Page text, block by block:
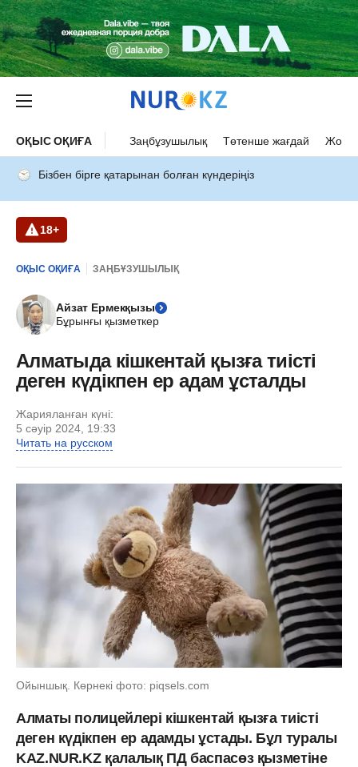
ОҚЫС ОҚИҒА Заңбұзушылық Төтенше жағдай Жол
Бізбен бірге қатарынан болған күндеріңіз
18+
ОҚЫС ОҚИҒА ЗАҢБҰЗУШЫЛЫҚ
Айзат Ермекқызы
Бұрынғы қызметкер
Алматыда кішкентай қызға тиісті
деген күдікпен ер адам ұсталды
Жарияланған күні:
5 сәуір 2024, 19:33
Читать на русском
Ойыншық. Көрнекі фото: piqsels.com
Алматы полицейлері кішкентай қызға тиісті
деген күдікпен ер адамды ұстады. Бұл туралы
KAZ.NUR.KZ қалалық ПД баспасөз қызметіне